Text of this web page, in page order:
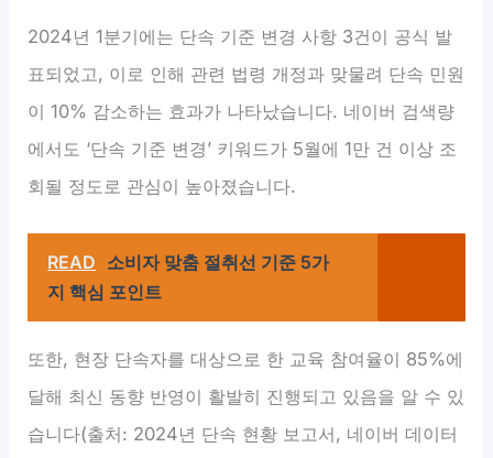
2024년 1분기에는 단속 기준 변경 사항 3건이 공식 발
표되었고, 이로 인해 관련 법령 개정과 맞물려 단속 민원
이 10% 감소하는 효과가 나타났습니다. 네이버 검색량
에서도 ‘단속 기준 변경’ 키워드가 5월에 1만 건 이상 조
회될 정도로 관심이 높아졌습니다.
READ 소비자 맞춤 절취선 기준 5가
지 핵심 포인트
또한, 현장 단속자를 대상으로 한 교육 참여율이 85%에
달해 최신 동향 반영이 활발히 진행되고 있음을 알 수 있
습니다(출처: 2024년 단속 현황 보고서, 네이버 데이터